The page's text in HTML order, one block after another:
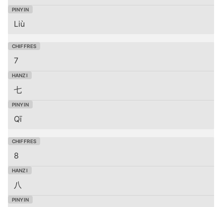
Liù
7
七
Qī
8
八